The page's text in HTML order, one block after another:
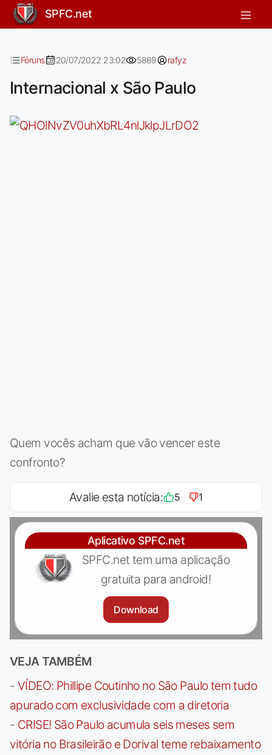
Internacional x São Paulo
SPFC.net
Fóruns 20/07/2022 23:02 5889 rafyz
Internacional x São Paulo
Quem vocês acham que vão vencer este
confronto?
Avalie esta notícia: 5 1
Aplicativo SPFC.net
SPFC.net tem uma aplicação
gratuita para android!
Download
VEJA TAMBÉM
- VÍDEO: Phillipe Coutinho no São Paulo tem tudo
apurado com exclusividade com a diretoria
- CRISE! São Paulo acumula seis meses sem
vitória no Brasileirão e Dorival teme rebaixamento